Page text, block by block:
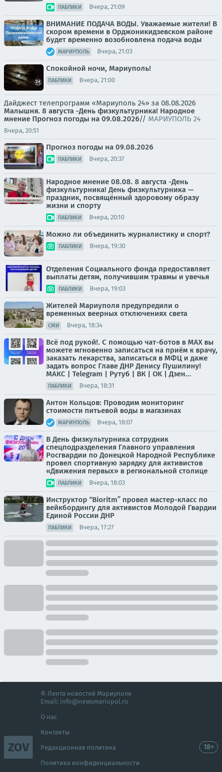
ПАБЛИКИ Вчера, 21:09
ВНИМАНИЕ ПОДАЧА ВОДЫ. Уважаемые жители! В
скором времени в Орджоникидзевском районе
будет временно возобновлена подача воды
МАРИУПОЛЬ Вчера, 21:03
Спокойной ночи, Мариуполь!
ПАБЛИКИ Вчера, 21:00
Дайджест телепрограмм «Мариуполь 24» за 08.08.2026
Малышня. 8 августа -День физкультурника! Народное
мнение Прогноз погоды на 09.08.2026// МАРИУПОЛЬ 24
Вчера, 20:51
Прогноз погоды на 09.08.2026
ПАБЛИКИ Вчера, 20:37
Народное мнение 08.08. 8 августа -День
физкультурника! День физкультурника —
праздник, посвящённый здоровому образу
жизни и спорту
ПАБЛИКИ Вчера, 20:10
Можно ли объединить журналистику и спорт?
ПАБЛИКИ Вчера, 19:30
Отделения Социального фонда предоставляет
выплаты детям, получившим травмы и увечья
ПАБЛИКИ Вчера, 19:03
Жителей Мариуполя предупредили о
временных веерных отключениях света
СМИ Вчера, 18:34
Всё под рукой!. С помощью чат-ботов в МАХ вы
можете мгновенно записаться на приём к врачу,
заказать лекарства, записаться в МФЦ и даже
задать вопрос Главе ДНР Денису Пушилину!
МАКС | Telegram | Рутуб | ВК | OK | Дзен...
ПАБЛИКИ Вчера, 18:31
Антон Кольцов: Проводим мониторинг
стоимости питьевой воды в магазинах
МАРИУПОЛЬ Вчера, 18:07
В День физкультурника сотрудник
спецподразделения Главного управления
Росгвардии по Донецкой Народной Республике
провел спортивную зарядку для активистов
«Движения первых» в региональной столице
ПАБЛИКИ Вчера, 18:03
Инструктор “Bioritm” провел мастер-класс по
вейкбордингу для активистов Молодой Гвардии
Единой России ДНР
ПАБЛИКИ Вчера, 17:27
ZOV
© Лента новостей Мариуполя
Email: info@newsmariupol.ru
О нас
Контакты
Редакционная политика
Политика конфиденциальности
18+